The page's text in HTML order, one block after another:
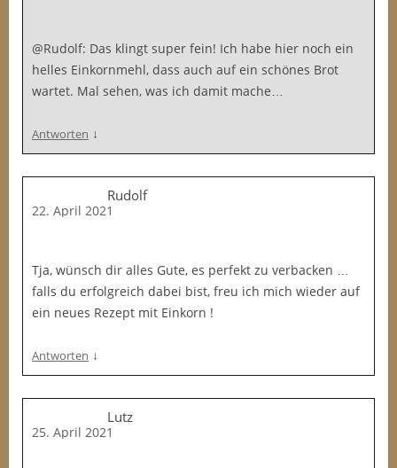
@Rudolf: Das klingt super fein! Ich habe hier noch ein
helles Einkornmehl, dass auch auf ein schönes Brot
wartet. Mal sehen, was ich damit mache…
Antworten ↓
Rudolf
22. April 2021
Tja, wünsch dir alles Gute, es perfekt zu verbacken …
falls du erfolgreich dabei bist, freu ich mich wieder auf
ein neues Rezept mit Einkorn !
Antworten ↓
Lutz
25. April 2021